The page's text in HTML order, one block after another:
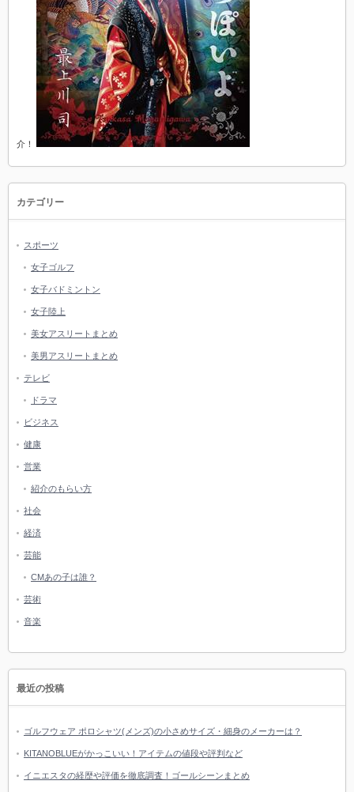
介！
カテゴリー
スポーツ
女子ゴルフ
女子バドミントン
女子陸上
美女アスリートまとめ
美男アスリートまとめ
テレビ
ドラマ
ビジネス
健康
営業
紹介のもらい方
社会
経済
芸能
CMあの子は誰？
芸術
音楽
最近の投稿
ゴルフウェア ポロシャツ(メンズ)の小さめサイズ・細身のメーカーは？
KITANOBLUEがかっこいい！アイテムの値段や評判など
イニエスタの経歴や評価を徹底調査！ゴールシーンまとめ